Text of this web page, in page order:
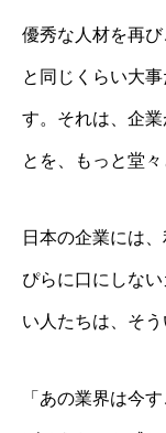
優秀な人材を再
と同じくらい大
す。それは、企
とを、もっと堂
日本の企業には
ぴらに口にしな
い人たちは、そ
「あの業界は今